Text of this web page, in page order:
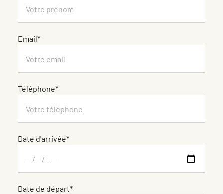
Email*
Téléphone*
Date d'arrivée*
Date de départ*